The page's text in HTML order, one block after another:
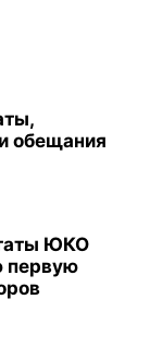
обещания
ЮКО
первую